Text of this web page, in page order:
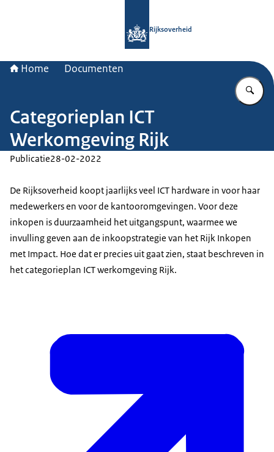
Rijksoverheid
Home Documenten
Categorieplan ICT
Werkomgeving Rijk
Publicatie28-02-2022
De Rijksoverheid koopt jaarlijks veel ICT hardware in voor haar
medewerkers en voor de kantooromgevingen. Voor deze
inkopen is duurzaamheid het uitgangspunt, waarmee we
invulling geven aan de inkoopstrategie van het Rijk Inkopen
met Impact. Hoe dat er precies uit gaat zien, staat beschreven in
het categorieplan ICT werkomgeving Rijk.